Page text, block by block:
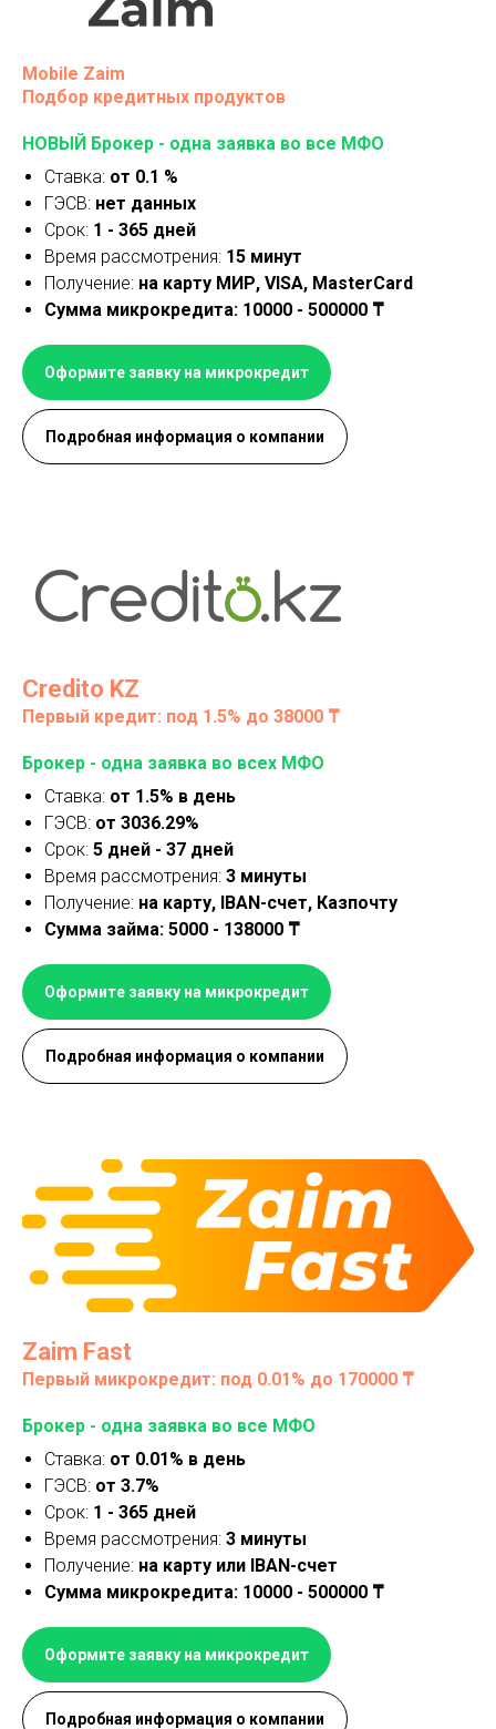
Mobile Zaim
Подбор кредитных продуктов
НОВЫЙ Брокер - одна заявка во все МФО
Ставка: от 0.1 %
ГЭСВ: нет данных
Срок: 1 - 365 дней
Время рассмотрения: 15 минут
Получение: на карту МИР, VISA, MasterCard
Сумма микрокредита: 10000 - 500000 ₸
Оформите заявку на микрокредит
Подробная информация о компании
Credito KZ
Первый кредит: под 1.5% до 38000 ₸
Брокер - одна заявка во всех МФО
Ставка: от 1.5% в день
ГЭСВ: от 3036.29%
Срок: 5 дней - 37 дней
Время рассмотрения: 3 минуты
Получение: на карту, IBAN-счет, Казпочту
Сумма займа: 5000 - 138000 ₸
Оформите заявку на микрокредит
Подробная информация о компании
Zaim Fast
Первый микрокредит: под 0.01% до 170000 ₸
Брокер - одна заявка во все МФО
Ставка: от 0.01% в день
ГЭСВ: от 3.7%
Срок: 1 - 365 дней
Время рассмотрения: 3 минуты
Получение: на карту или IBAN-счет
Сумма микрокредита: 10000 - 500000 ₸
Оформите заявку на микрокредит
Подробная информация о компании